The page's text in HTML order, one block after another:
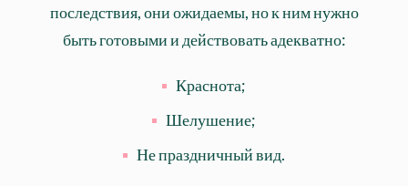
последствия, они ожидаемы, но к ним нужно
быть готовыми и действовать адекватно:
Краснота;
Шелушение;
Не праздничный вид.